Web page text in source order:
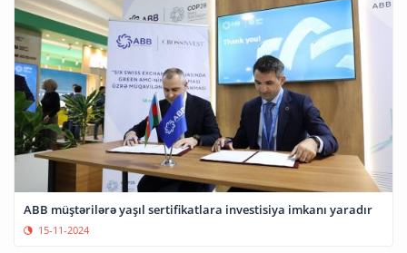
ABB müştərilərə yaşıl sertifikatlara investisiya imkanı yaradır
15-11-2024